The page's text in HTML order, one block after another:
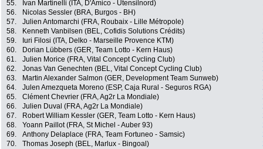
55.
Ivan Martinelli (ITA, D'Amico - Utensilnord)
56.
Nicolas Sessler (BRA, Burgos - BH)
57.
Julien Antomarchi (FRA, Roubaix - Lille Métropole)
58.
Kenneth Vanbilsen (BEL, Cofidis Solutions Crédits)
59.
Iuri Filosi (ITA, Delko - Marseille Provence KTM)
60.
Dorian Lübbers (GER, Team Lotto - Kern Haus)
61.
Julien Morice (FRA, Vital Concept Cycling Club)
62.
Jonas Van Genechten (BEL, Vital Concept Cycling Club)
63.
Martin Alexander Salmon (GER, Development Team Sunweb)
64.
Julen Amezqueta Moreno (ESP, Caja Rural - Seguros RGA)
65.
Clément Chevrier (FRA, Ag2r La Mondiale)
66.
Julien Duval (FRA, Ag2r La Mondiale)
67.
Robert William Kessler (GER, Team Lotto - Kern Haus)
68.
Yoann Paillot (FRA, St Michel - Auber 93)
69.
Anthony Delaplace (FRA, Team Fortuneo - Samsic)
70.
Thomas Joseph (BEL, Marlux - Bingoal)